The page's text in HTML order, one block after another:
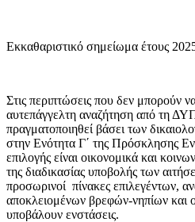
Εκκαθαριστικό σημείωμα έτους
Στις περιπτώσεις που δεν μπορούν
αυτεπάγγελτη αναζήτηση από τη
πραγματοποιηθεί βάσει των
στην Ενότητα Γ΄ της Πρόσκλησης
επιλογής είναι οικονομικά και
της διαδικασίας υποβολής των
προσωρινοί πίνακες επιλεγέντων,
αποκλειομένων βρεφών-νηπίων και
υποβάλουν ενστάσεις.